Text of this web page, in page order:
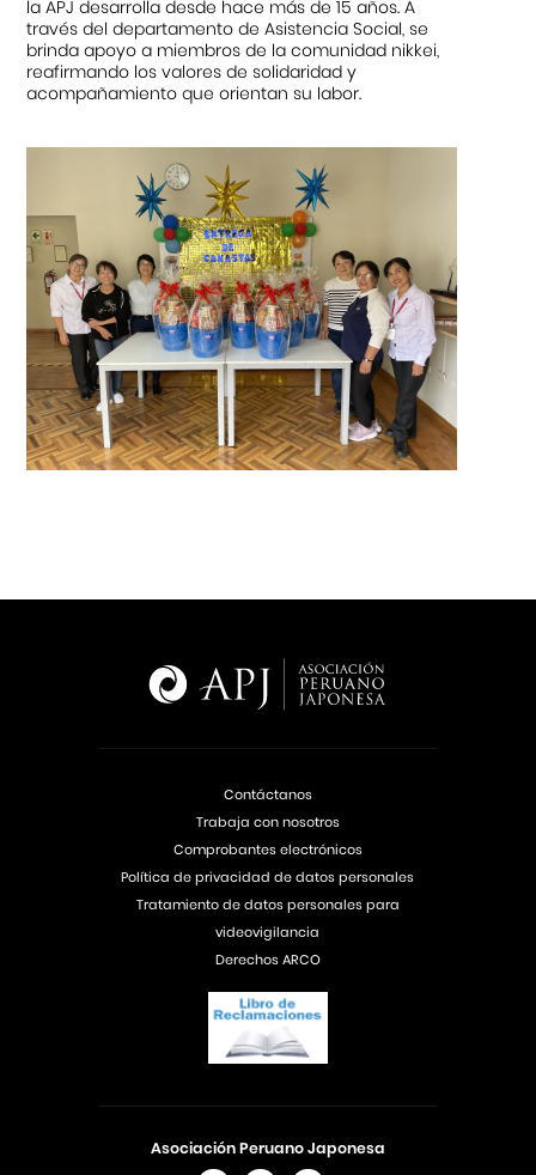
la APJ desarrolla desde hace más de 15 años. A
través del departamento de Asistencia Social, se
brinda apoyo a miembros de la comunidad nikkei,
reafirmando los valores de solidaridad y
acompañamiento que orientan su labor.
Asociación Peruano Japonesa
Contáctanos
Trabaja con nosotros
Comprobantes electrónicos
Política de privacidad de datos personales
Tratamiento de datos personales para
videovigilancia
Derechos ARCO